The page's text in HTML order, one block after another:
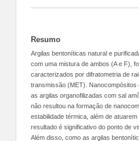
Resumo
Argilas bentoníticas natural e
com uma mistura de ambos (A e F),
caracterizados por difratometria de
transmissão (MET). Nanocompósitos
as argilas organofilizadas com sal
não resultou na formação de
estabilidade térmica, além de
resultado é significativo do ponto de
Além disso, como as argilas